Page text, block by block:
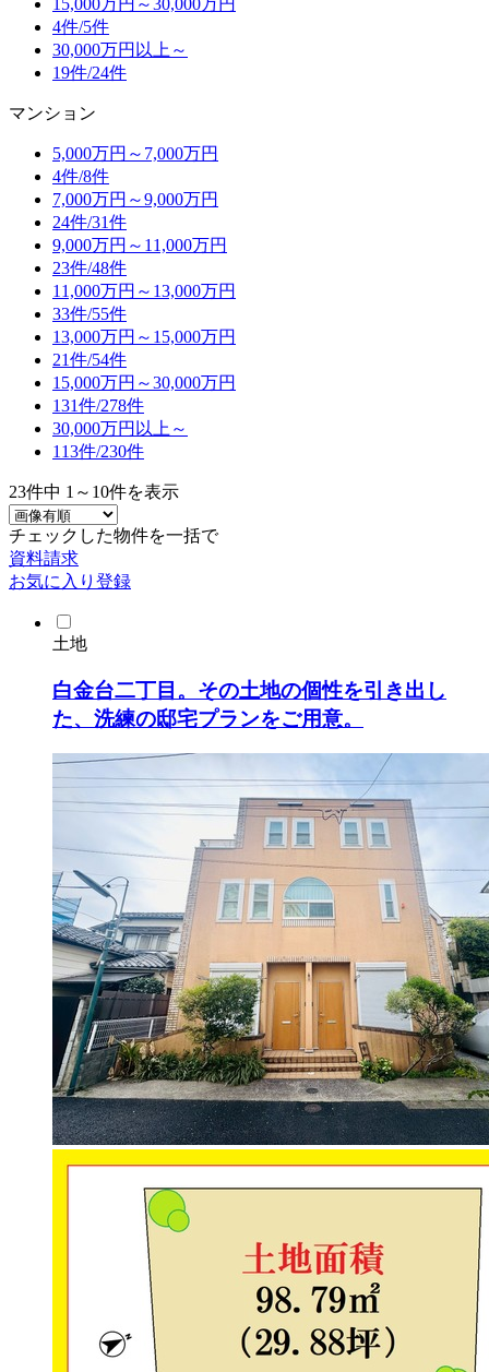
4件/5件
30,000万円以上～
19件/24件
マンション
5,000万円～7,000万円
4件/8件
7,000万円～9,000万円
24件/31件
9,000万円～11,000万円
23件/48件
11,000万円～13,000万円
33件/55件
13,000万円～15,000万円
21件/54件
15,000万円～30,000万円
131件/278件
30,000万円以上～
113件/230件
23件中 1～10件を表示
チェックした物件を一括で
資料請求
お気に入り登録
土地
白金台二丁目。その土地の個性を引き出し
た、洗練の邸宅プランをご用意。